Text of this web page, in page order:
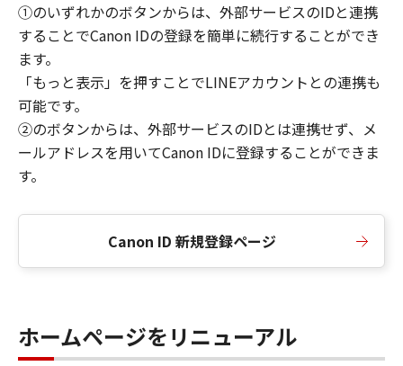
①のいずれかのボタンからは、外部サービスのIDと連携
することでCanon IDの登録を簡単に続行することができ
ます。
「もっと表示」を押すことでLINEアカウントとの連携も
可能です。
②のボタンからは、外部サービスのIDとは連携せず、メ
ールアドレスを用いてCanon IDに登録することができま
す。
Canon ID 新規登録ページ
ホームページをリニューアル